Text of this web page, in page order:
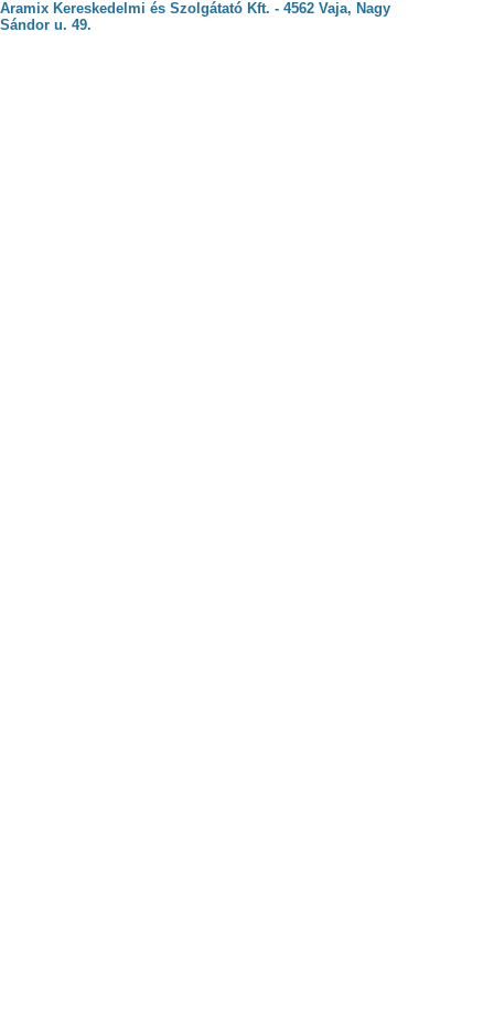
Aramix Kereskedelmi és Szolgátató Kft. - 4562 Vaja, Nagy
Sándor u. 49.